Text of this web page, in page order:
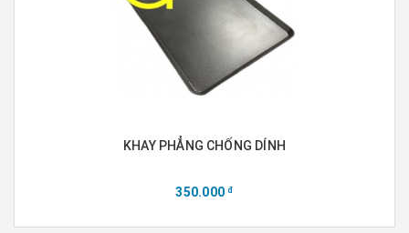
KHAY PHẲNG CHỐNG DÍNH
350.000đ